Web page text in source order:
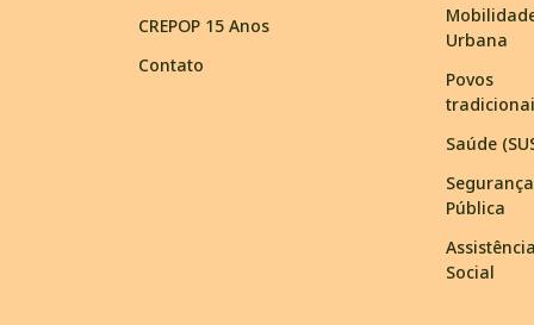
CREPOP 15 Anos
Contato
Urbana
Povos
Saúde
Segurança
Pública
Social